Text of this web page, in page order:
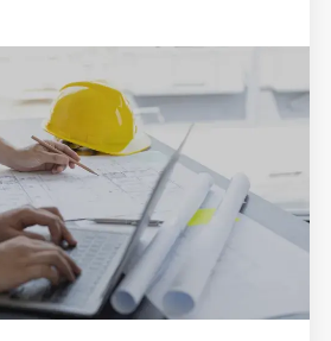
Su profundo
de los canales, junto
de análisis y
de campañas, marca
diferencia. Son un socio
imprescindible y se
en cada proyecto como
parte de nuestro equipo.
y compromiso son
aprovechar cada
y su dedicación se